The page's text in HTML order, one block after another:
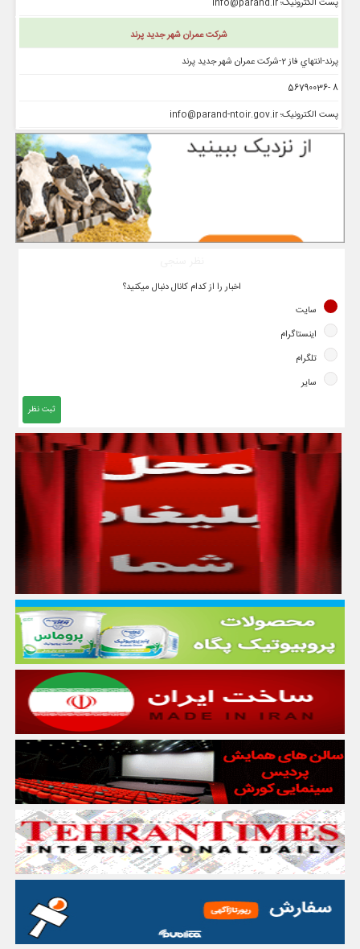
پست الکترونیک؛ info@parand.ir
شرکت عمران شهر جدید پرند
پرند-انتهاي فاز 2-شركت عمران شهر جديد پرند
8 -56790036
پست الکترونیک؛ info@parand-ntoir.gov.ir
اخبار را از کدام کانال دنبال میکنید؟
سایت
اینستاگرام
تلگرام
سایر
ثبت نظر